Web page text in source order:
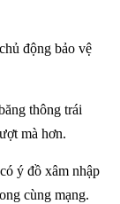
động bảo vệ
thông trái
mà hơn.
ý đồ xâm nhập
cùng mạng.